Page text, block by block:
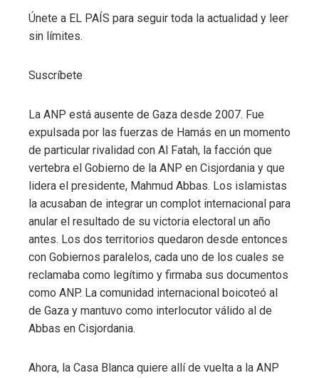
Únete a EL PAÍS para seguir toda la actualidad y leer
sin límites.
Suscríbete
La ANP está ausente de Gaza desde 2007. Fue
expulsada por las fuerzas de Hamás en un momento
de particular rivalidad con Al Fatah, la facción que
vertebra el Gobierno de la ANP en Cisjordania y que
lidera el presidente, Mahmud Abbas. Los islamistas
la acusaban de integrar un complot internacional para
anular el resultado de su victoria electoral un año
antes. Los dos territorios quedaron desde entonces
con Gobiernos paralelos, cada uno de los cuales se
reclamaba como legítimo y firmaba sus documentos
como ANP. La comunidad internacional boicoteó al
de Gaza y mantuvo como interlocutor válido al de
Abbas en Cisjordania.
Ahora, la Casa Blanca quiere allí de vuelta a la ANP